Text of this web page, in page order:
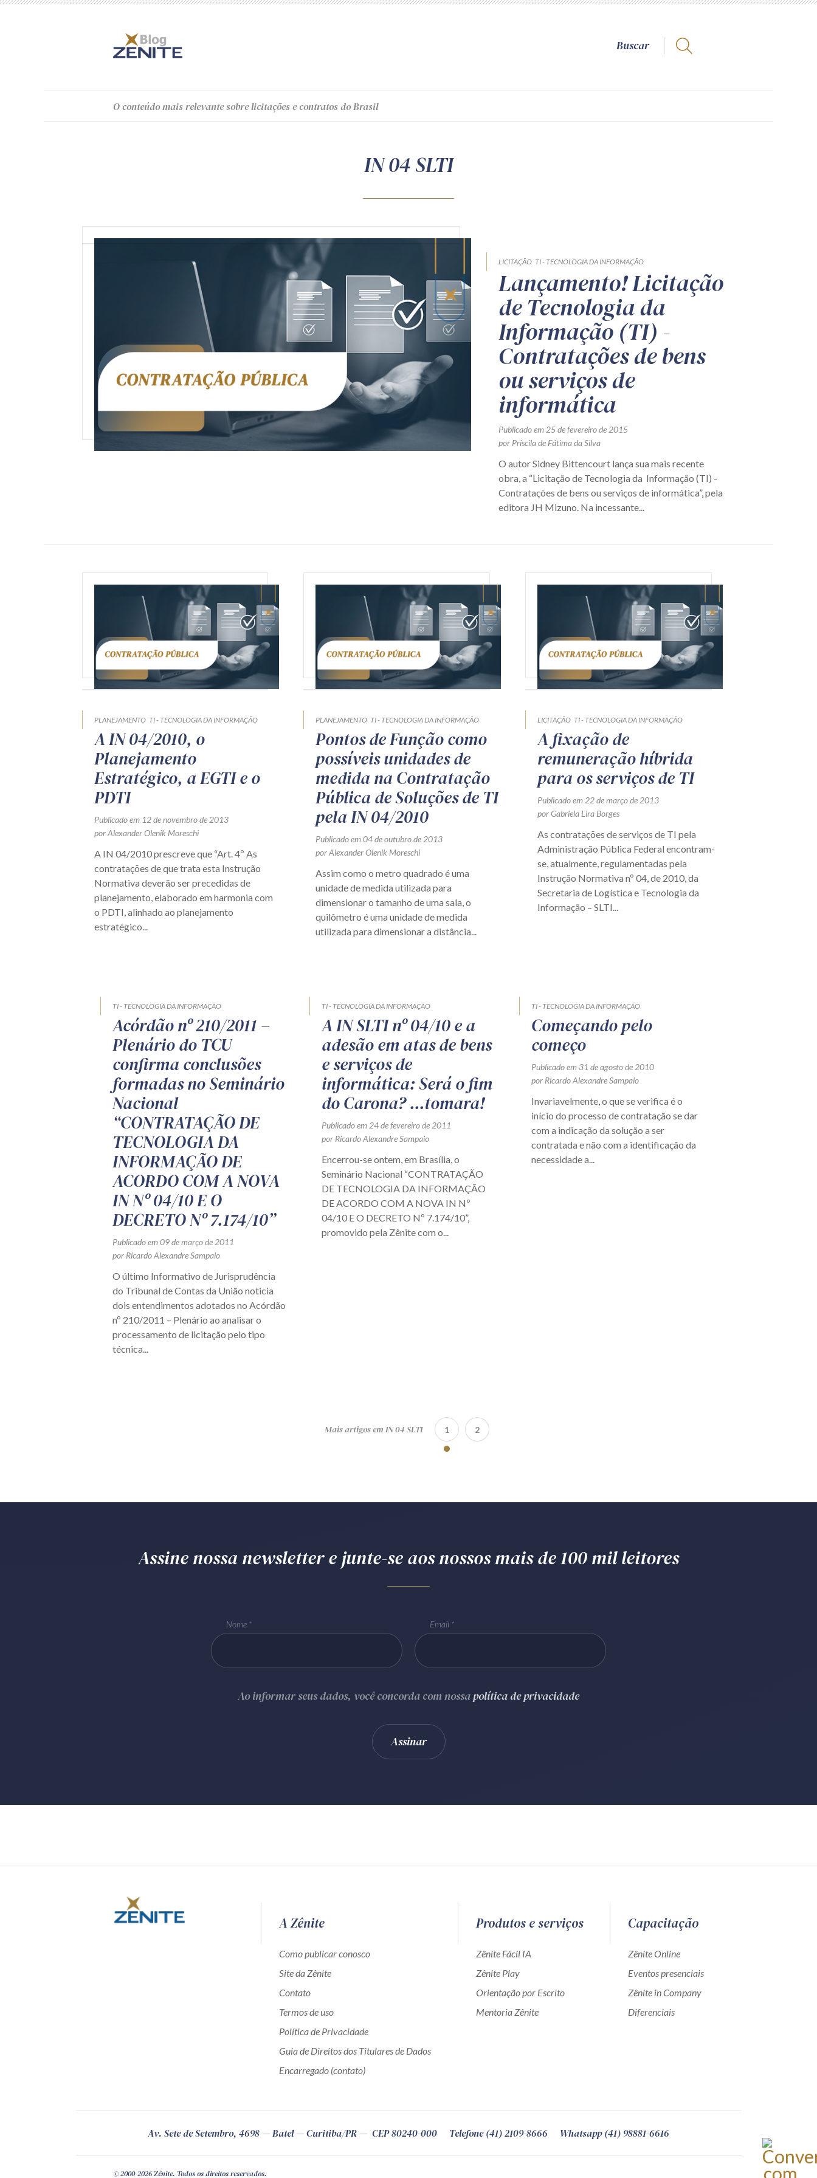
O conteúdomais relevante sobre licitações e contratos do Brasil
IN 04 SLTI
LICITAÇÃO TI - TECNOLOGIA DA INFORMAÇÃO
Lançamento! Licitação
de Tecnologia da
Informação (TI) -
Contratações de bens
ou serviços de
informática
Publicado em 25 de fevereiro de 2015
por Priscila de Fátima da Silva
O autor Sidney Bittencourt lança sua mais recente
obra, a “Licitação de Tecnologia da Informação (TI) -
Contratações de bens ou serviços de informática”, pela
editora JH Mizuno. Na incessante...
PLANEJAMENTO TI - TECNOLOGIA DA INFORMAÇÃO
A IN 04/2010, o
Planejamento
Estratégico, a EGTI e o
PDTI
Publicado em 12 de novembro de 2013
por Alexander Olenik Moreschi
A IN 04/2010 prescreve que “Art. 4º As
contratações de que trata esta Instrução
Normativa deverão ser precedidas de
planejamento, elaborado em harmonia com
o PDTI, alinhado ao planejamento
estratégico...
PLANEJAMENTO TI - TECNOLOGIA DA INFORMAÇÃO
Pontos de Função como
possíveis unidades de
medida na Contratação
Pública de Soluções de TI
pela IN 04/2010
Publicado em 04 de outubro de 2013
por Alexander Olenik Moreschi
Assim como o metro quadrado é uma
unidade de medida utilizada para
dimensionar o tamanho de uma sala, o
quilômetro é uma unidade de medida
utilizada para dimensionar a distância...
LICITAÇÃO TI - TECNOLOGIA DA INFORMAÇÃO
A fixação de
remuneração híbrida
para os serviços de TI
Publicado em 22 de março de 2013
por Gabriela Lira Borges
As contratações de serviços de TI pela
Administração Pública Federal encontram-
se, atualmente, regulamentadas pela
Instrução Normativa nº 04, de 2010, da
Secretaria de Logística e Tecnologia da
Informação – SLTI...
TI - TECNOLOGIA DA INFORMAÇÃO
Acórdão nº 210/2011 –
Plenário do TCU
confirma conclusões
formadas no Seminário
Nacional
“CONTRATAÇÃO DE
TECNOLOGIA DA
INFORMAÇÃO DE
ACORDO COM A NOVA
IN Nº 04/10 E O
DECRETO Nº 7.174/10”
Publicado em 09 de março de 2011
por Ricardo Alexandre Sampaio
O último Informativo de Jurisprudência
do Tribunal de Contas da União noticia
dois entendimentos adotados no Acórdão
nº 210/2011 – Plenário ao analisar o
processamento de licitação pelo tipo
técnica...
TI - TECNOLOGIA DA INFORMAÇÃO
A IN SLTI nº 04/10 e a
adesão em atas de bens
e serviços de
informática: Será o fim
do Carona? ...tomara!
Publicado em 24 de fevereiro de 2011
por Ricardo Alexandre Sampaio
Encerrou-se ontem, em Brasília, o
Seminário Nacional “CONTRATAÇÃO
DE TECNOLOGIA DA INFORMAÇÃO
DE ACORDO COM A NOVA IN Nº
04/10 E O DECRETO Nº 7.174/10”,
promovido pela Zênite com o...
TI - TECNOLOGIA DA INFORMAÇÃO
Começando pelo
começo
Publicado em 31 de agosto de 2010
por Ricardo Alexandre Sampaio
Invariavelmente, o que se verifica é o
início do processo de contratação se dar
com a indicação da solução a ser
contratada e não com a identificação da
necessidade a...
Mais artigos em IN 04 SLTI 1 2
Assine nossa newsletter e junte-se aos nossos mais de 100 mil leitores
Nome Email
Ao informar seus dados, você concorda com nossapolítica de privacidade
A Zênite
Como publicar conosco
Site da Zênite
Contato
Termos de uso
Política de Privacidade
Guia de Direitos dos Titulares de Dados
Encarregado (contato)
Produtos e serviços
Zênite Fácil IA
Zênite Play
Orientação por Escrito
Mentoria Zênite
Capacitação
Zênite Online
Eventos presenciais
Zênite in Company
Diferenciais
Av. Sete de Setembro, 4698 Batel Curitiba/PR CEP80240-000 Telefone (41) 2109-8666 Whatsapp (41) 98881-6616
© 2000-2026 Zênite. Todos os direitos reservados.